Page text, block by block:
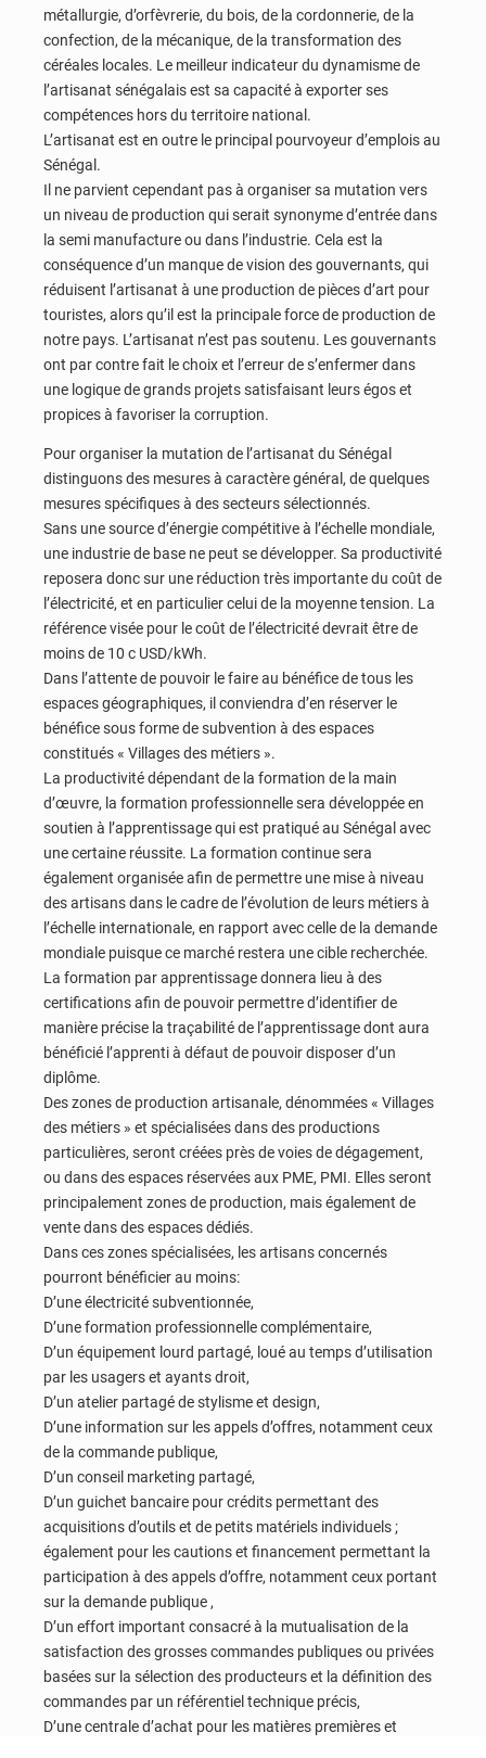
métallurgie, d’orfèvrerie, du bois, de la cordonnerie, de la
confection, de la mécanique, de la transformation des
céréales locales. Le meilleur indicateur du dynamisme de
l’artisanat sénégalais est sa capacité à exporter ses
compétences hors du territoire national.
L’artisanat est en outre le principal pourvoyeur d’emplois au
Sénégal.
Il ne parvient cependant pas à organiser sa mutation vers
un niveau de production qui serait synonyme d’entrée dans
la semi manufacture ou dans l’industrie. Cela est la
conséquence d’un manque de vision des gouvernants, qui
réduisent l’artisanat à une production de pièces d’art pour
touristes, alors qu’il est la principale force de production de
notre pays. L’artisanat n’est pas soutenu. Les gouvernants
ont par contre fait le choix et l’erreur de s’enfermer dans
une logique de grands projets satisfaisant leurs égos et
propices à favoriser la corruption.
Pour organiser la mutation de l’artisanat du Sénégal
distinguons des mesures à caractère général, de quelques
mesures spécifiques à des secteurs sélectionnés.
Sans une source d’énergie compétitive à l’échelle mondiale,
une industrie de base ne peut se développer. Sa productivité
reposera donc sur une réduction très importante du coût de
l’électricité, et en particulier celui de la moyenne tension. La
référence visée pour le coût de l’électricité devrait être de
moins de 10 c USD/kWh.
Dans l’attente de pouvoir le faire au bénéfice de tous les
espaces géographiques, il conviendra d’en réserver le
bénéfice sous forme de subvention à des espaces
constitués « Villages des métiers ».
La productivité dépendant de la formation de la main
d’œuvre, la formation professionnelle sera développée en
soutien à l’apprentissage qui est pratiqué au Sénégal avec
une certaine réussite. La formation continue sera
également organisée afin de permettre une mise à niveau
des artisans dans le cadre de l’évolution de leurs métiers à
l’échelle internationale, en rapport avec celle de la demande
mondiale puisque ce marché restera une cible recherchée.
La formation par apprentissage donnera lieu à des
certifications afin de pouvoir permettre d’identifier de
manière précise la traçabilité de l’apprentissage dont aura
bénéficié l’apprenti à défaut de pouvoir disposer d’un
diplôme.
Des zones de production artisanale, dénommées « Villages
des métiers » et spécialisées dans des productions
particulières, seront créées près de voies de dégagement,
ou dans des espaces réservées aux PME, PMI. Elles seront
principalement zones de production, mais également de
vente dans des espaces dédiés.
Dans ces zones spécialisées, les artisans concernés
pourront bénéficier au moins:
D’une électricité subventionnée,
D’une formation professionnelle complémentaire,
D’un équipement lourd partagé, loué au temps d’utilisation
par les usagers et ayants droit,
D’un atelier partagé de stylisme et design,
D’une information sur les appels d’offres, notamment ceux
de la commande publique,
D’un conseil marketing partagé,
D’un guichet bancaire pour crédits permettant des
acquisitions d’outils et de petits matériels individuels ;
également pour les cautions et financement permettant la
participation à des appels d’offre, notamment ceux portant
sur la demande publique ,
D’un effort important consacré à la mutualisation de la
satisfaction des grosses commandes publiques ou privées
basées sur la sélection des producteurs et la définition des
commandes par un référentiel technique précis,
D’une centrale d’achat pour les matières premières et